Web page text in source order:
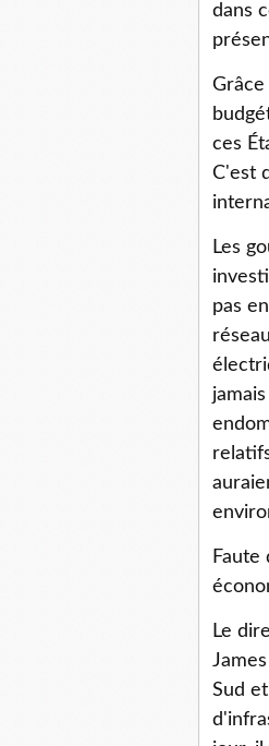
dans
ces
C'est
Les
pas
Le
Sud